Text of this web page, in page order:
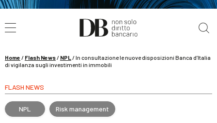
WEBINAR / 1° Ottobre
La riforma del sistema sanzionatorio del TUF
Home / Flash News/ NPL/In consultazione le nuove disposizioni Banca d’Italia
di vigilanza sugli investimenti in immobili
FLASH NEWS
NPL Risk management